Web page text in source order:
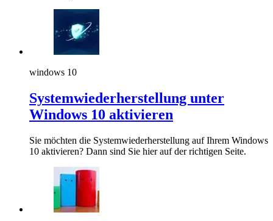
windows 10
Systemwiederherstellung unter
Windows 10 aktivieren
Sie möchten die Systemwiederherstellung auf Ihrem Windows
10 aktivieren? Dann sind Sie hier auf der richtigen Seite.